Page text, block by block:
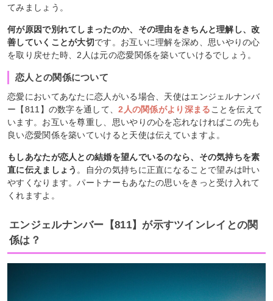
てみましょう。
何が原因で別れてしまったのか、その理由をきちんと理解し、改
善していくことが大切です。お互いに理解を深め、思いやりの心
を取り戻せた時、2人は元の恋愛関係を築いていけるでしょう。
恋人との関係について
恋愛においてあなたに恋人がいる場合、天使はエンジェルナンバ
ー【811】の数字を通して、2人の関係がより深まる ことを伝えて
います。お互いを尊重し、思いやりの心を忘れなければこの先も
良い恋愛関係を築いていけると天使は伝えていますよ。
もしあなたが恋人との結婚を望んでいるのなら、その気持ちを素
直に伝えましょう 。自分の気持ちに正直になることで望みは叶い
やすくなります。パートナーもあなたの思いをきっと受け入れて
くれますよ。
エンジェルナンバー【811】が示すツインレイとの関
係は？